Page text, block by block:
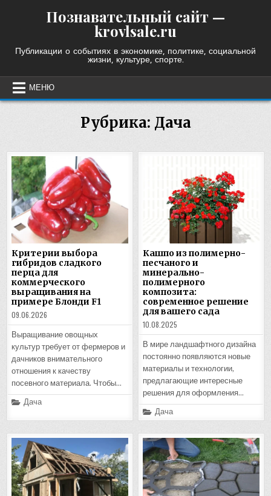
Познавательный сайт —
krovlsale.ru
Публикации о событиях в экономике, политике, социальной
жизни, культуре, спорте.
МЕНЮ
Рубрика: Дача
Критерии выбора
гибридов сладкого
перца для
коммерческого
выращивания на
примере Блонди F1
09.06.2026
Выращивание овощных
культур требует от фермеров и
дачников внимательного
отношения к качеству
посевного материала. Чтобы…
Posted
in
Дача
Кашпо из полимерно-
песчаного и
минерально-
полимерного
композита:
современное решение
для вашего сада
10.08.2025
В мире ландшафтного дизайна
постоянно появляются новые
материалы и технологии,
предлагающие интересные
решения для оформления…
Posted
in
Дача